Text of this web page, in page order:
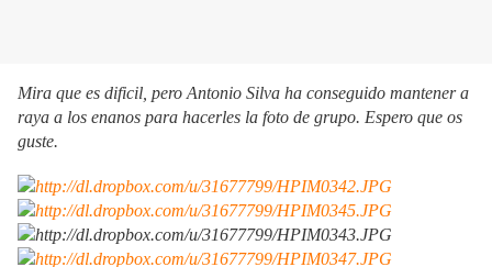
Mira que es dificil, pero Antonio Silva ha conseguido mantener a
raya a los enanos para hacerles la foto de grupo. Espero que os
guste.